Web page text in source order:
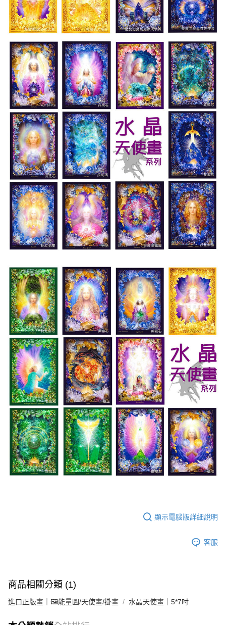
顯示電腦版詳細說明
客服
商品相關分類 (1)
進口正版畫｜🖼️能量圖/天使畫/掛畫 水晶天使畫｜5*7吋